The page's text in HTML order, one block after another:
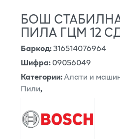
БОШ
ПИЛА ГЦМ 12
Баркод:316514076964
Шифра:09056049
Категории:Алати и
Пили,